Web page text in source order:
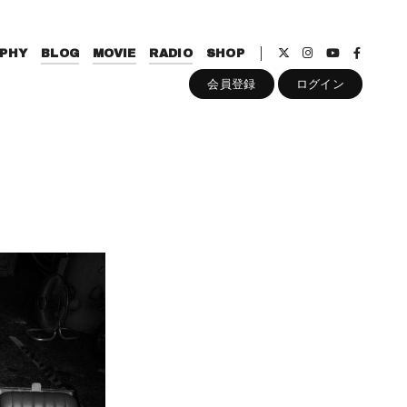
BLOG MOVIE RADIO SHOP
会員登録 ログイン